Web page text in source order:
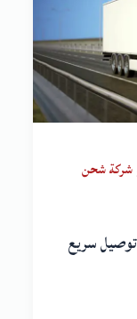
شركة شحن
سريع